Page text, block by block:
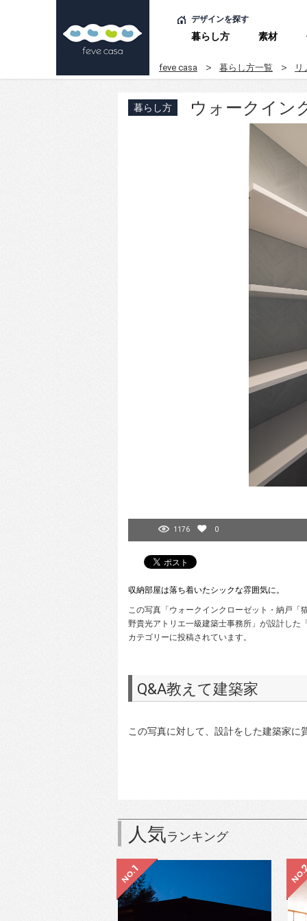
デザインを探す
暮らし方 素材
feve casa 暮らし方一覧 リ
暮らし方 ウォークイン
1176 0
収納部屋は落ち着いたシックな雰囲気に。
この写真「ウォークインクローゼット・納戸
野貴光アトリエ一級建築士事務所」が設計した
カテゴリーに投稿されています。
Q&A教えて建築家
この写真に対して、設計をした建築家に
人気ランキング